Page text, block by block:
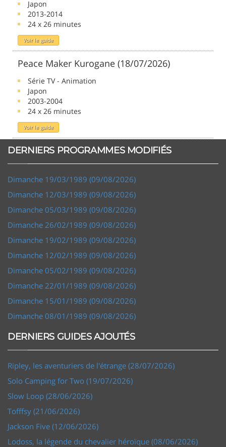
Japon
2013-2014
24 x 26 minutes
Voir le guide
Peace Maker Kurogane (18/07/2026)
Série TV - Animation
Japon
2003-2004
24 x 26 minutes
Voir le guide
DERNIERS PROGRAMMES MODIFIÉS
Dimanche 19/03/1989 (09/08/2026)
Dimanche 12/03/1989 (09/08/2026)
Dimanche 05/03/1989 (09/08/2026)
Dimanche 26/02/1989 (09/08/2026)
Dimanche 19/02/1989 (09/08/2026)
Dimanche 12/02/1989 (09/08/2026)
Dimanche 05/02/1989 (09/08/2026)
Dimanche 22/01/1989 (09/08/2026)
Dimanche 15/01/1989 (09/08/2026)
Dimanche 08/01/1989 (09/08/2026)
DERNIERS GUIDES AJOUTÉS
Ripley, les aventuriers de l'étrange (28/07/2026)
Solo Camping for Two (19/07/2026)
Slow Loop (28/06/2026)
Tofffsy (21/06/2026)
Jackson Five (12/06/2026)
Lodoss, la légende du chevalier héroïque (08/06/2026)